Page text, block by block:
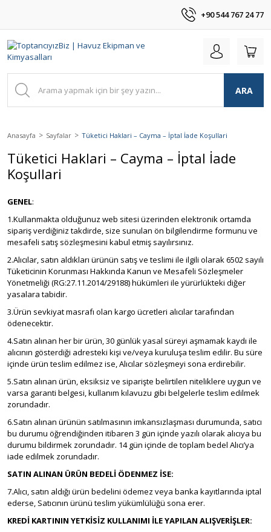
+90 544 767 24 77
ARA
Anasayfa Sayfalar Tüketici Haklari – Cayma – İptal İade Koşullari
Tüketici Haklari – Cayma – İptal İade
Koşullari
GENEL:
1.Kullanmakta olduğunuz web sitesi üzerinden elektronik ortamda
sipariş verdiğiniz takdirde, size sunulan ön bilgilendirme formunu ve
mesafeli satış sözleşmesini kabul etmiş sayılırsınız.
2.Alıcılar, satın aldıkları ürünün satış ve teslimi ile ilgili olarak 6502 sayılı
Tüketicinin Korunması Hakkında Kanun ve Mesafeli Sözleşmeler
Yönetmeliği (RG:27.11.2014/29188) hükümleri ile yürürlükteki diğer
yasalara tabidir.
3.Ürün sevkiyat masrafı olan kargo ücretleri alıcılar tarafından
ödenecektir.
4.Satın alınan her bir ürün, 30 günlük yasal süreyi aşmamak kaydı ile
alıcının gösterdiği adresteki kişi ve/veya kuruluşa teslim edilir. Bu süre
içinde ürün teslim edilmez ise, Alıcılar sözleşmeyi sona erdirebilir.
5.Satın alınan ürün, eksiksiz ve siparişte belirtilen niteliklere uygun ve
varsa garanti belgesi, kullanım kılavuzu gibi belgelerle teslim edilmek
zorundadır.
6.Satın alınan ürünün satılmasının imkansızlaşması durumunda, satıcı
bu durumu öğrendiğinden itibaren 3 gün içinde yazılı olarak alıcıya bu
durumu bildirmek zorundadır. 14 gün içinde de toplam bedel Alıcı’ya
iade edilmek zorundadır.
SATIN ALINAN ÜRÜN BEDELİ ÖDENMEZ İSE:
7.Alıcı, satın aldığı ürün bedelini ödemez veya banka kayıtlarında iptal
ederse, Satıcının ürünü teslim yükümlülüğü sona erer.
KREDİ KARTININ YETKİSİZ KULLANIMI İLE YAPILAN ALIŞVERİŞLER: